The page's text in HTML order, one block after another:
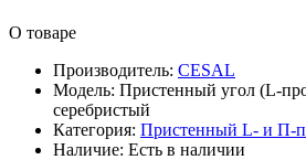
О товаре
Производитель: CESAL
Модель: Пристенный угол (L-
серебристый
Категория: Пристенный L- и П-
Наличие: Есть в наличии